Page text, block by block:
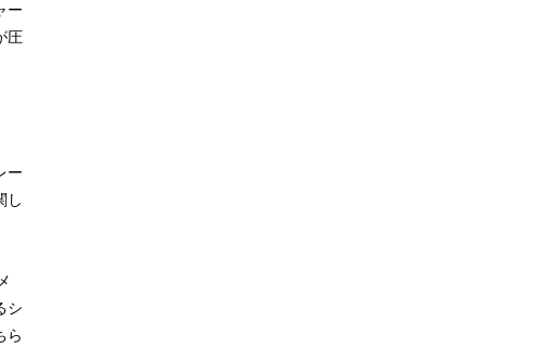
ー
圧
ー
し
シ
ら